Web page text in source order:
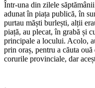
Într-una din zilele
adunat în piața publică, în
purtau măști burlești, alții
piață, au plecat, în grabă și
principale a locului. Acolo,
prin oraș, pentru a căuta
corurile provinciale, dar